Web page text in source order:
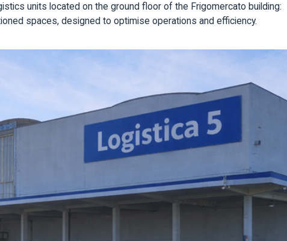
units located on the ground floor of the Frigomercato building:
spaces, designed to optimise operations and efficiency.